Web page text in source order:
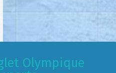
Olympique